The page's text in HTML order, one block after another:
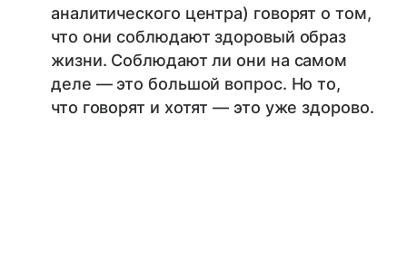
аналитического центра) говорят о том,
что они соблюдают здоровый образ
жизни. Соблюдают ли они на самом
деле — это большой вопрос. Но то,
что говорят и хотят — это уже здорово.